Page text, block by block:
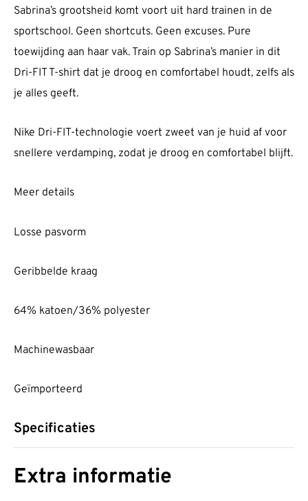
Sabrina’s grootsheid komt voort uit hard trainen in de
sportschool. Geen shortcuts. Geen excuses. Pure
toewijding aan haar vak. Train op Sabrina’s manier in dit
Dri-FIT T-shirt dat je droog en comfortabel houdt, zelfs als
je alles geeft.
Nike Dri-FIT-technologie voert zweet van je huid af voor
snellere verdamping, zodat je droog en comfortabel blijft.
Meer details
Losse pasvorm
Geribbelde kraag
64% katoen/36% polyester
Machinewasbaar
Geïmporteerd
Specificaties
Extra informatie